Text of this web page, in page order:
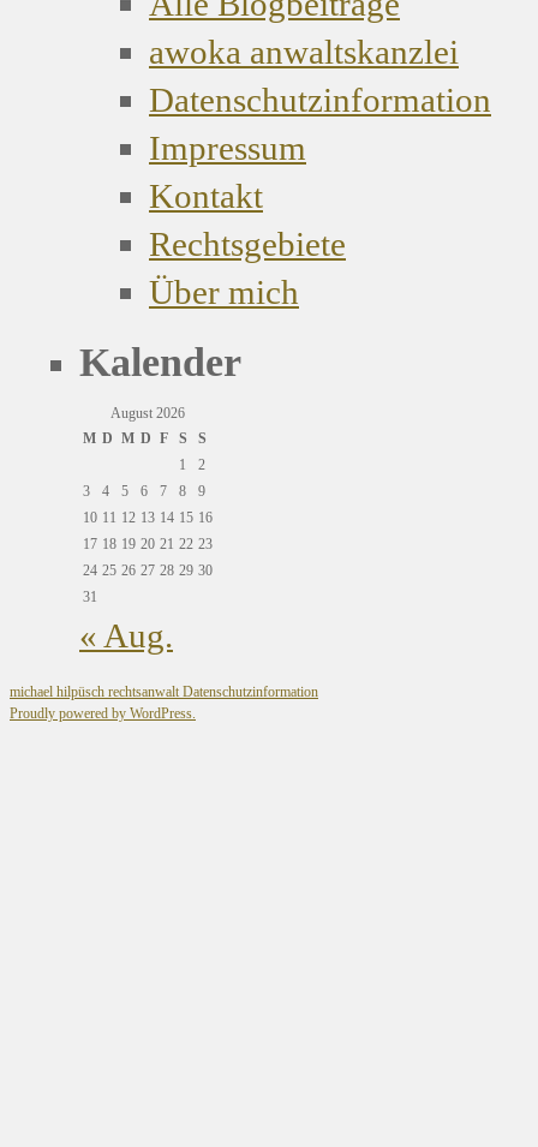
awoka anwaltskanzlei
Datenschutzinformation
Impressum
Kontakt
Rechtsgebiete
Über mich
Kalender
August 2026
M D M D F S
S
1
2
3
4 5 6 7 8
9
10 11 12 13 14 15 16
17 18 19 20 21 22 23
24 25 26 27 28 29 30
31
« Aug.
michael hilpüsch rechtsanwaltDatenschutzinformation
Proudly powered by WordPress.